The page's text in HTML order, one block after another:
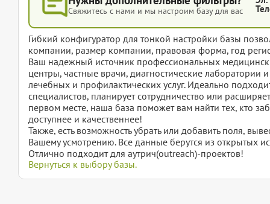
Свяжитесь с нами и мы настроим базу для вас
Гибкий конфигуратор для тонкой настройки базы
компании, размер компании, правовая форма, год
Ваш надежный источник профессиональных
центры, частные врачи, диагностические
лечебных и профилактических услуг. Идеально
специалистов, планирует сотрудничество или
первом месте, наша база поможет вам найти тех, кто
доступнее и качественнее!
Также, есть возможность убрать или добавить поля,
Вашему усмотрению. Все данные берутся из открытых
Отлично подходит для аутрич(outreach)-проектов!
Вернуться к выбору базы.